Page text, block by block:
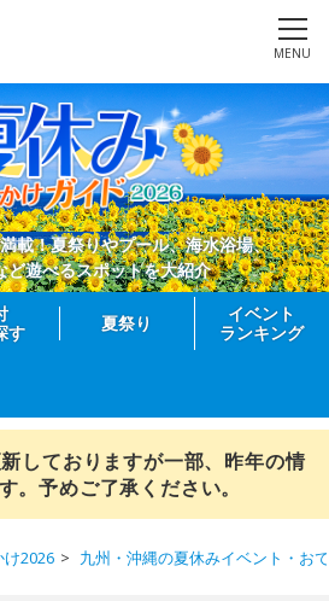
MENU
載！夏祭りやプール、海水浴場、
ど遊べるスポットを大紹介
す
夏祭り
イベント
ランキング
しておりますが一部、昨年の情
。予めご了承ください。
2026 九州・沖縄の夏休みイベント・お